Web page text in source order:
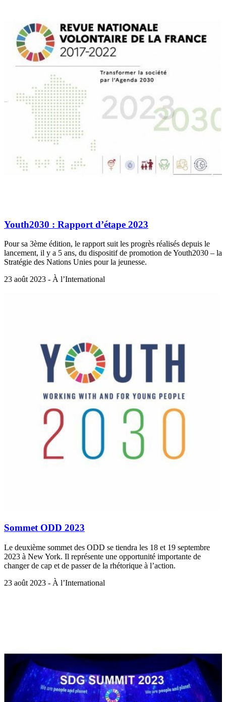
Youth2030 : Rapport d’étape 2023
Pour sa 3ème édition, le rapport suit les progrès réalisés depuis le
lancement, il y a 5 ans, du dispositif de promotion de Youth2030 – la
Stratégie des Nations Unies pour la jeunesse.
23 août 2023 - À l’International
Sommet ODD 2023
Le deuxième sommet des ODD se tiendra les 18 et 19 septembre
2023 à New York. Il représente une opportunité importante de
changer de cap et de passer de la rhétorique à l’action.
23 août 2023 - À l’International